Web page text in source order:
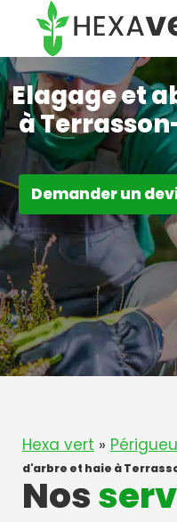
contenu
Elagage et
à
Demander un
Hexa vert »
d'arbre et haie à
Nos